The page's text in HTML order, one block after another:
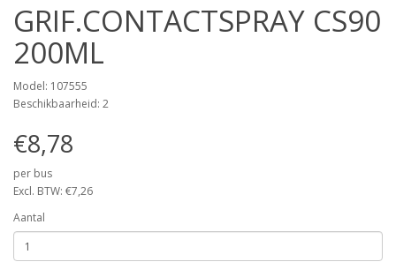
GRIF.CONTACTSPRAY CS90
200ML
Model: 107555
Beschikbaarheid: 2
€8,78
per bus
Excl. BTW: €7,26
Aantal